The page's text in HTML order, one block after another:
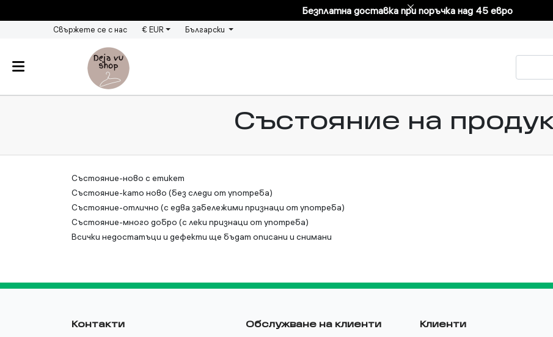
Безплатна доставка при поръчка над 45 евро
Свържете се с нас € EUR Български
Състояние на
Състояние-ново с етикет
Състояние-като ново (без следи от употреба)
Състояние-отлично (с едва забележими признаци от употреба)
Състояние-много добро (с леки признаци от употреба)
Всички недостатъци и дефекти ще бъдат описани и снимани
Контакти Обслужване на клиенти Клиенти